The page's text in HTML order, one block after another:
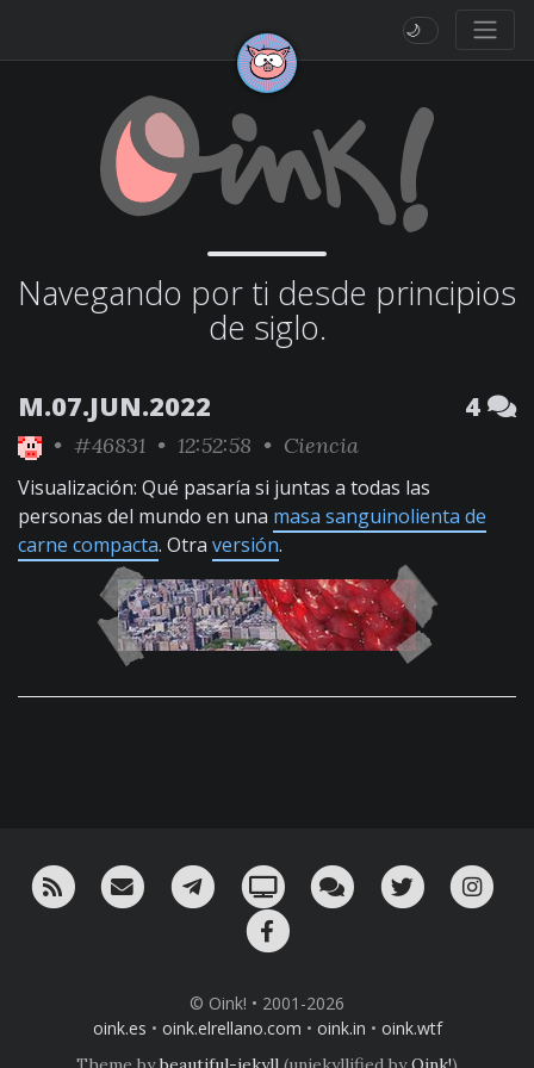
🌙
Navegando por ti desde principios
de siglo.
M.07.JUN.2022 4
• #46831 • 12:52:58 • Ciencia
Visualización: Qué pasaría si juntas a todas las
personas del mundo en una masa sanguinolienta de
carne compacta. Otra versión.
RSS ¡Mándame un email!¡Nuestro canal en Telegram!
Oink! TV Charla con nosotros
Twitter
© Oink! • 2001-2026
oink.es • oink.elrellano.com • oink.in • oink.wtf